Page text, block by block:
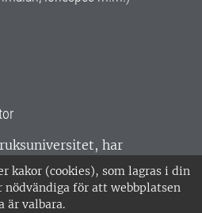
kakor (cookies), som lagras i din
nödvändiga för att webbplatsen
är valbara.
har
Sverige. Huvudorter är
Umeå.SLU är
ISO 14001. •